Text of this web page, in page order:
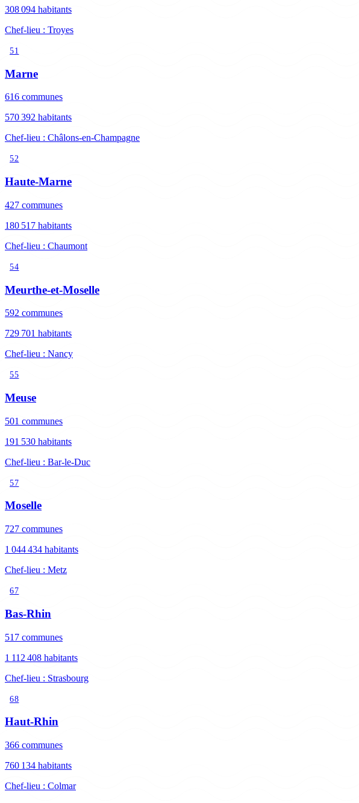
308 094 habitants
Chef-lieu : Troyes
51
Marne
616 communes
570 392 habitants
Chef-lieu : Châlons-en-Champagne
52
Haute-Marne
427 communes
180 517 habitants
Chef-lieu : Chaumont
54
Meurthe-et-Moselle
592 communes
729 701 habitants
Chef-lieu : Nancy
55
Meuse
501 communes
191 530 habitants
Chef-lieu : Bar-le-Duc
57
Moselle
727 communes
1 044 434 habitants
Chef-lieu : Metz
67
Bas-Rhin
517 communes
1 112 408 habitants
Chef-lieu : Strasbourg
68
Haut-Rhin
366 communes
760 134 habitants
Chef-lieu : Colmar